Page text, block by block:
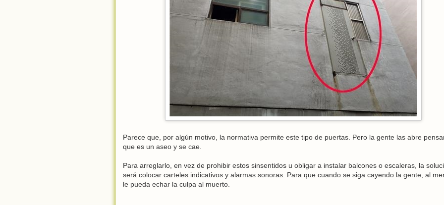
Parece que, por algún motivo, la normativa permite este tipo de puertas. Pero la gente las abre
que es un aseo y se cae.
Para arreglarlo, en vez de prohibir estos sinsentidos u obligar a instalar balcones o escaleras, la
será colocar carteles indicativos y alarmas sonoras. Para que cuando se siga cayendo la gente, al
le pueda echar la culpa al muerto.